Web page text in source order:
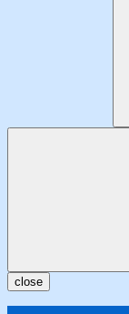
close